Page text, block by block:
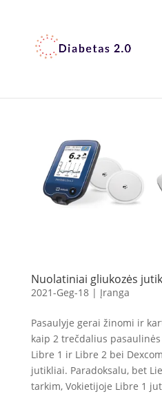
Nuolatiniai gliukozės
2021-Geg-18| Įranga
Pasaulyje gerai žinomi ir
kaip 2 trečdalius
Libre 1 ir Libre 2 bei
jutikliai. Paradoksalu, bet
tarkim, Vokietijoje Libre 1